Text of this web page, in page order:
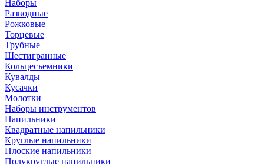
Наборы
Разводные
Рожковые
Торцевые
Трубные
Шестигранные
Кольцесъемники
Кувалды
Кусачки
Молотки
Наборы инструментов
Напильники
Квадратные напильники
Круглые напильники
Плоские напильники
Полукруглые напильники